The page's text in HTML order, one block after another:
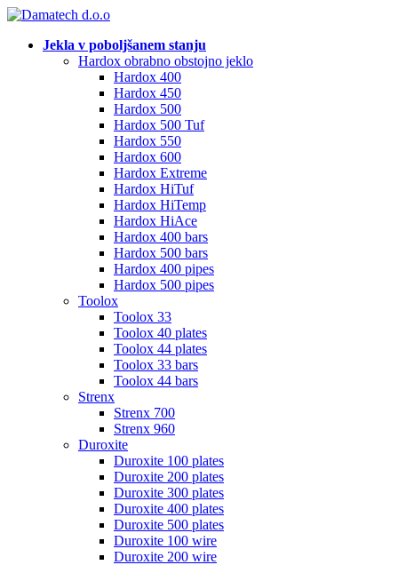
Jekla v poboljšanem stanju
Hardox obrabno obstojno jeklo
Hardox 400
Hardox 450
Hardox 500
Hardox 500 Tuf
Hardox 550
Hardox 600
Hardox Extreme
Hardox HiTuf
Hardox HiTemp
Hardox HiAce
Hardox 400 bars
Hardox 500 bars
Hardox 400 pipes
Hardox 500 pipes
Toolox
Toolox 33
Toolox 40 plates
Toolox 44 plates
Toolox 33 bars
Toolox 44 bars
Strenx
Strenx 700
Strenx 960
Duroxite
Duroxite 100 plates
Duroxite 200 plates
Duroxite 300 plates
Duroxite 400 plates
Duroxite 500 plates
Duroxite 100 wire
Duroxite 200 wire